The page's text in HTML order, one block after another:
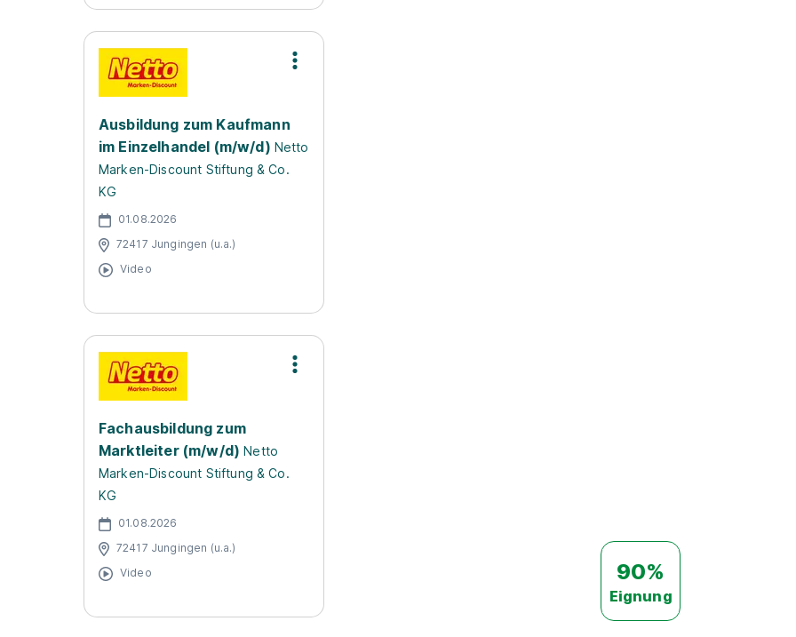
Ausbildung zum Kaufmann
im Einzelhandel (m/w/d) Netto
Marken-Discount Stiftung & Co.
KG
01.08.2026
72417 Jungingen (u.a.)
Video
Fachausbildung zum
Marktleiter (m/w/d) Netto
Marken-Discount Stiftung & Co.
KG
01.08.2026
72417 Jungingen (u.a.)
Video
90%
Eignung